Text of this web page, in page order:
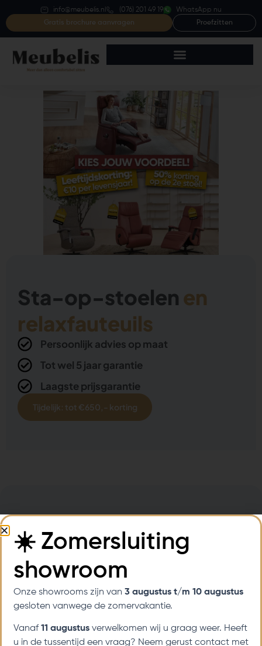
info@meubelis.nl (076) 201 49 19
WhatsApp nu
Gratis brochure aanvragen
Proefzitten
Sta-op-stoelen en
relaxfauteuils
Persoonlijk advies op maat
Tot wel 5 jaar garantie
Laagste prijsgarantie
Tijdelijk: tot €650,- korting
Ontdek de perfecte oplossing voor rugklachten en
comfortbehoeften bij ouderdom met de hoogwaardige
Pagina's
☀️ Zomersluiting
showroom
Onze showrooms zijn van 3 augustus t/m 10 augustus
gesloten vanwege de zomervakantie.
Vanaf11 augustus verwelkomen wij u graag weer. Heeft
u in de tussentijd een vraag? Neem gerust contact met